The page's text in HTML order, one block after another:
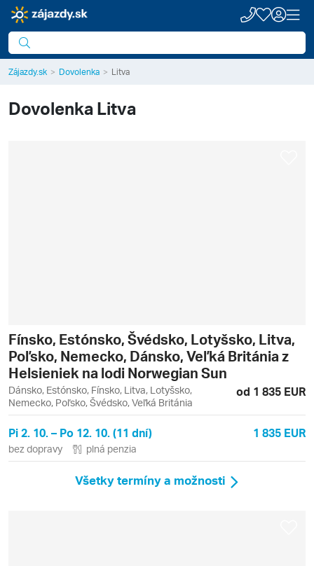
Zájazdy.sk Dovolenka Litva
Dovolenka Litva
Fínsko, Estónsko, Švédsko, Lotyšsko, Litva,
Poľsko, Nemecko, Dánsko, Veľká Británia z
Helsieniek na lodi Norwegian Sun
Dánsko, Estónsko, Fínsko, Litva, Lotyšsko,
Nemecko, Poľsko, Švédsko, Veľká Británia
od 1 835 EUR
Pi 2. 10. – Po 12. 10. (11 dní) 1 835 EUR
bez dopravy plná penzia
Všetky termíny a možnosti